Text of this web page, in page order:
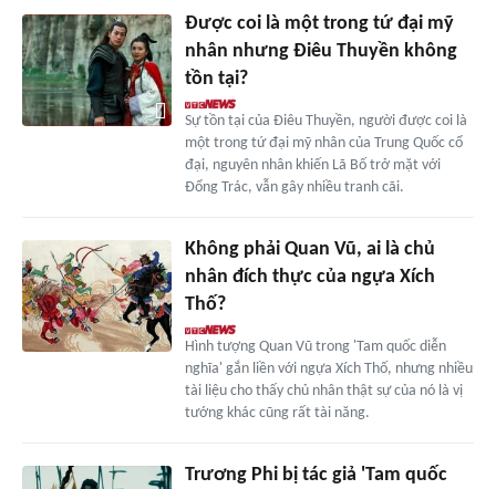
Được coi là một trong tứ đại mỹ
nhân nhưng Điêu Thuyền không
tồn tại?
Sự tồn tại của Điêu Thuyền, người được coi là
một trong tứ đại mỹ nhân của Trung Quốc cổ
đại, nguyên nhân khiến Lã Bố trở mặt với
Đổng Trác, vẫn gây nhiều tranh cãi.
Không phải Quan Vũ, ai là chủ
nhân đích thực của ngựa Xích
Thố?
Hình tượng Quan Vũ trong 'Tam quốc diễn
nghĩa' gắn liền với ngựa Xích Thố, nhưng nhiều
tài liệu cho thấy chủ nhân thật sự của nó là vị
tướng khác cũng rất tài năng.
Trương Phi bị tác giả 'Tam quốc